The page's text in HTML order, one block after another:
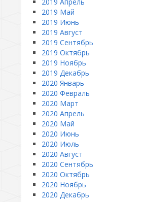
2019 Май
2019 Июнь
2019 Август
2019 Сентябрь
2019 Октябрь
2019 Ноябрь
2019 Декабрь
2020 Январь
2020 Февраль
2020 Март
2020 Апрель
2020 Май
2020 Июнь
2020 Июль
2020 Август
2020 Сентябрь
2020 Октябрь
2020 Ноябрь
2020 Декабрь